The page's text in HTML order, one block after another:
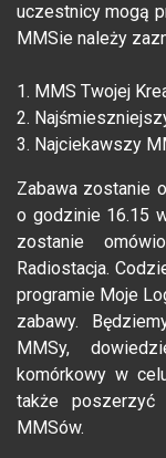
uczestnicy mogą
MMSie należy
1. MMS Twojej
2.
3. Najciekawszy
Zabawa zostanie
o godzinie 16.15
zostanie
Radiostacja.
programie Moje
zabawy.
MMSy,
komórkowy w
także
MMSów.